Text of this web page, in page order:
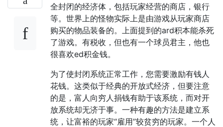
全封闭的经济体，包括玩家经营的商店，银行
等。世界上的怪物实际上是由游戏从玩家商店
购买的物品装备的。上面提到的ard积本能杀死
了游戏。有税收，但也有一个球员君主，他也
很喜欢ed积金钱。
为了使封闭系统正常工作，您需要激励有钱人
花钱。这类似于经典的开放式经济，但要注意
的是，富人向穷人捐钱有助于该系统，而对开
放系统却无济于事。一种有趣的方法是建立系
统，让富裕的玩家“雇用”较贫穷的玩家。一个人